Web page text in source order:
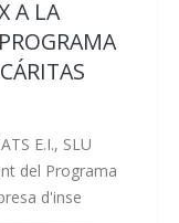
A LA
E.I., SLU
del Programa
d'inse